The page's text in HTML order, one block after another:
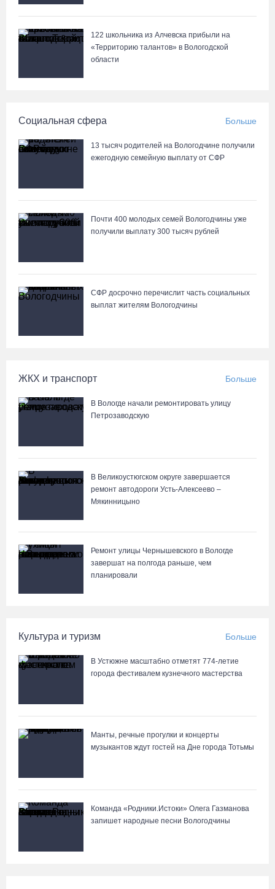
Череповчанку задержали с наркотиками: общая масса изъятого
07.08.26 / 14:20
В Кириллове впервые пройдет фестиваль «Рэп на Руси» в
честь юбилея города
07.08.26 / 13:40
07.08.26 / 13:39
свой 250-летний юбилей
Череповецкая пенсионерка продала украшения и лишилась
более полумиллиона рублей
07.08.26 / 12:07
В центре Вологды появилось необычное кафе в автобусе
Из-за ремонта путей часть череповецких трамваев остановят
На Вологодчине готовность котельных к отопительному сезону
превысила 65%
07.08.26 / 11:18
122 школьника из Алчевска прибыли на
«Территорию талантов» в Вологодской
области
Социальная сфера Больше
13 тысяч родителей на Вологодчине получили
ежегодную семейную выплату от СФР
Почти 400 молодых семей Вологодчины уже
получили выплату 300 тысяч рублей
СФР досрочно перечислит часть социальных
выплат жителям Вологодчины
ЖКХ и транспорт Больше
В Вологде начали ремонтировать улицу
Петрозаводскую
В Великоустюгском округе завершается
ремонт автодороги Усть-Алексеево –
Мякинницыно
Ремонт улицы Чернышевского в Вологде
завершат на полгода раньше, чем
планировали
Культура и туризм Больше
В Устюжне масштабно отметят 774-летие
города фестивалем кузнечного мастерства
Манты, речные прогулки и концерты
музыкантов ждут гостей на Дне города Тотьмы
Команда «Родники.Истоки» Олега Газманова
запишет народные песни Вологодчины